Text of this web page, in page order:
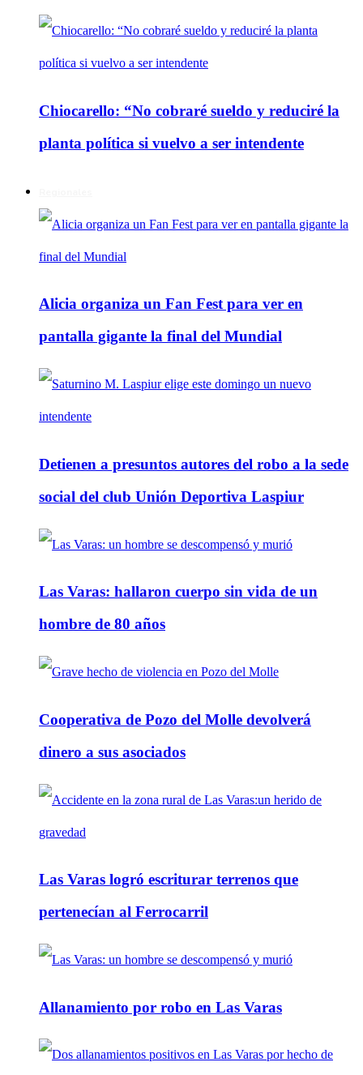
Chiocarello: “No cobraré sueldo y reduciré la
planta política si vuelvo a ser intendente
Alicia organiza un Fan Fest para ver en
pantalla gigante la final del Mundial
Detienen a presuntos autores del robo a la sede
social del club Unión Deportiva Laspiur
Las Varas: hallaron cuerpo sin vida de un
hombre de 80 años
Cooperativa de Pozo del Molle devolverá
dinero a sus asociados
Las Varas logró escriturar terrenos que
pertenecían al Ferrocarril
Allanamiento por robo en Las Varas